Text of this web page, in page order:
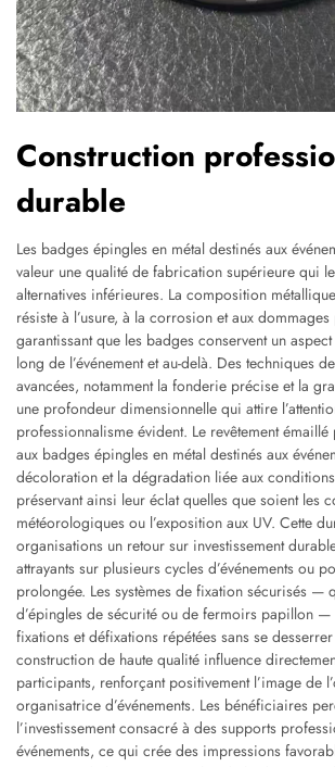
Construction
durable
Les badges épingles en métal destinés aux
valeur une qualité de fabrication supérieure qui
alternatives inférieures. La composition
résiste à l’usure, à la corrosion et aux dommages
garantissant que les badges conservent un
long de l’événement et au-delà. Des techniques
avancées, notamment la fonderie précise et la
une profondeur dimensionnelle qui attire
professionnalisme évident. Le revêtement
aux badges épingles en métal destinés aux
décoloration et la dégradation liée aux
préservant ainsi leur éclat quelles que soient les
météorologiques ou l’exposition aux UV. Cette
organisations un retour sur investissement
attrayants sur plusieurs cycles d’événements ou
prolongée. Les systèmes de fixation sécurisés —
d’épingles de sécurité ou de fermoirs papillon —
fixations et défixations répétées sans se
construction de haute qualité influence
participants, renforçant positivement l’image de
organisatrice d’événements. Les bénéficiaires
l’investissement consacré à des supports
événements, ce qui crée des impressions